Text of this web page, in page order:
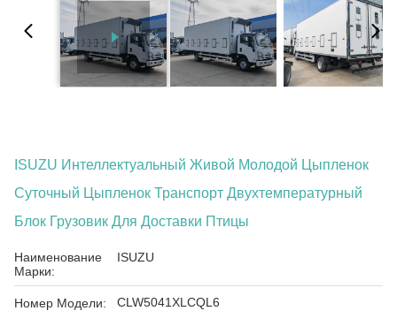
ISUZU Интеллектуальный Живой Молодой Цыпленок
Суточный Цыпленок Транспорт Двухтемпературный
Блок Грузовик Для Доставки Птицы
Наименование
Марки:
ISUZU
Номер Модели: CLW5041XLCQL6